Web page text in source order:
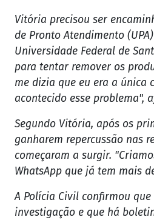
Vitória precisou ser
de Pronto Atendimento
Universidade Federal de
para tentar remover os
me dizia que eu era a única
acontecido esse problema",
Segundo Vitória, após os
ganharem repercussão nas
começaram a surgir.
WhatsApp que já tem mais
A Polícia Civil confirmou que
investigação e que há